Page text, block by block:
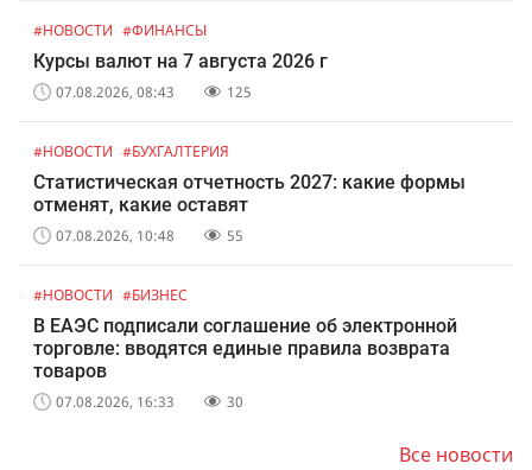
#НОВОСТИ #ФИНАНСЫ
Курсы валют на 7 августа 2026 г
07.08.2026, 08:43 125
#НОВОСТИ #БУХГАЛТЕРИЯ
Статистическая отчетность 2027: какие формы
отменят, какие оставят
07.08.2026, 10:48 55
#НОВОСТИ #БИЗНЕС
В ЕАЭС подписали соглашение об электронной
торговле: вводятся единые правила возврата
товаров
07.08.2026, 16:33 30
Все новости